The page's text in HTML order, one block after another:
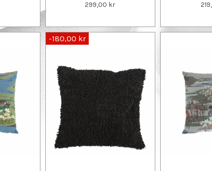
299,00 kr
-180,00 kr